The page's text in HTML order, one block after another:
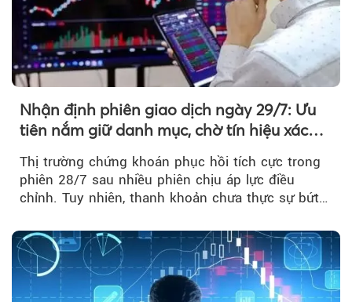
Nhận định phiên giao dịch ngày 29/7: Ưu
tiên nắm giữ danh mục, chờ tín hiệu xác
Thị trường chứng khoán phục hồi tích cực trong
phiên 28/7 sau nhiều phiên chịu áp lực điều
chỉnh. Tuy nhiên, thanh khoản chưa thực sự bứt